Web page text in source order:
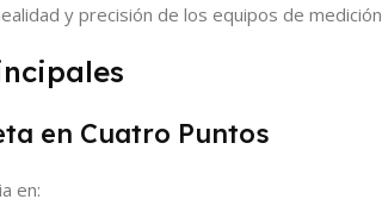
y precisión de los equipos de
en Cuatro Puntos
en: